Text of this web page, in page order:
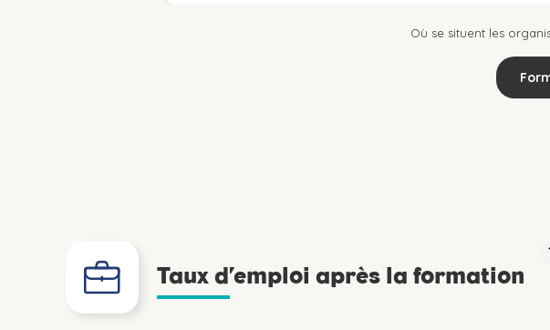
Où se situent les
Taux d’emploi après la formation